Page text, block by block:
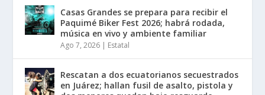
Casas Grandes se prepara para recibir el
Paquimé Biker Fest 2026; habrá rodada,
música en vivo y ambiente familiar
Ago 7, 2026 | Estatal
Rescatan a dos ecuatorianos secuestrados
en Juárez; hallan fusil de asalto, pistola y